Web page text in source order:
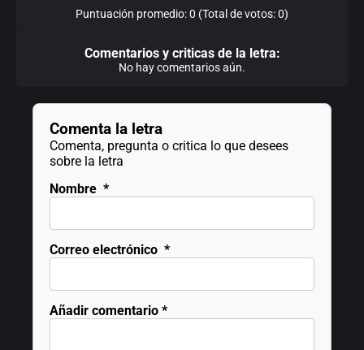
Puntuación promedio: 0 (Total de votos: 0)
Comentarios y criticas de la letra:
No hay comentarios aún.
Comenta la letra
Comenta, pregunta o critica lo que desees
sobre la letra
Nombre *
Correo electrónico *
Añadir comentario *